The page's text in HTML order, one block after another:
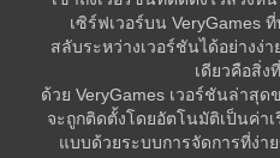
เซิร์ฟเวอร์บน VeryGames
สลับระหว่างเวอร์ชันได้อย่างง่
เดียวคือสิ่ง
ด้วย VeryGames เวอร์ชันล่าสุด
จะถูกติดตั้งโดยอัตโนมัติเป็นค่า
แบบด้วยระบบการจัดการที่ง่า